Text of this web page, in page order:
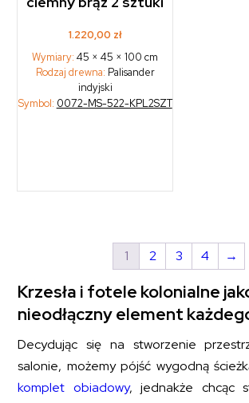
1.220,00 zł
Wymiary:45 × 45 × 100 cm
Rodzaj drewna: Palisander
indyjski
Symbol: 0072-MS-522-KPL2SZT
1 2 3 4 →
Krzesła i fotele kolonialne
nieodłączny element
Decydując się na stworzenie
salonie, możemy pójść wygodną
komplet obiadowy, jednakże chcąc